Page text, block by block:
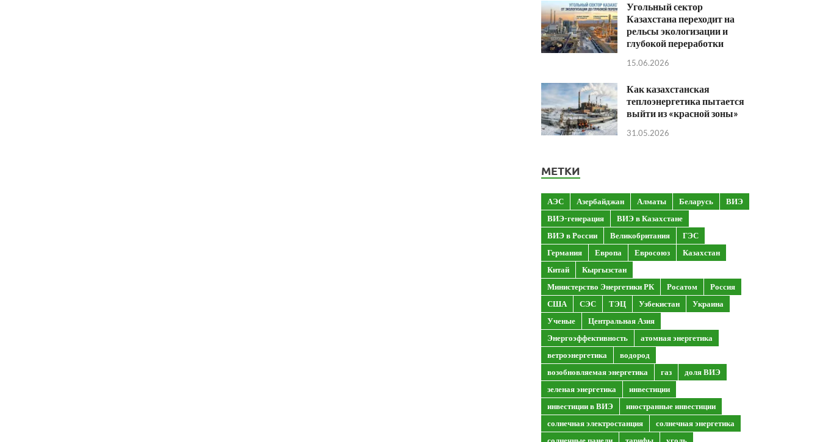
Угольный сектор
Казахстана переходит на
рельсы экологизации и
глубокой переработки
15.06.2026
Как казахстанская
теплоэнергетика пытается
выйти из «красной зоны»
31.05.2026
МЕТКИ
АЭС Азербайджан Алматы Беларусь
ВИЭ
ВИЭ-генерация
ВИЭ в Казахстане
ВИЭ в России
Великобритания
ГЭС
Германия
Европа Евросоюз
Казахстан
Китай
Кыргызстан
Министерство Энергетики РК
Росатом
Россия
США
СЭС ТЭЦ Узбекистан
Украина
Ученые
Центральная Азия
Энергоэффективность
атомная энергетика
ветроэнергетика
водород
возобновляемая энергетика
газ
доля ВИЭ
зеленая энергетика
инвестиции
инвестиции в ВИЭ
иностранные инвестиции
солнечная электростанция
солнечная энергетика
солнечные панели
тарифы уголь